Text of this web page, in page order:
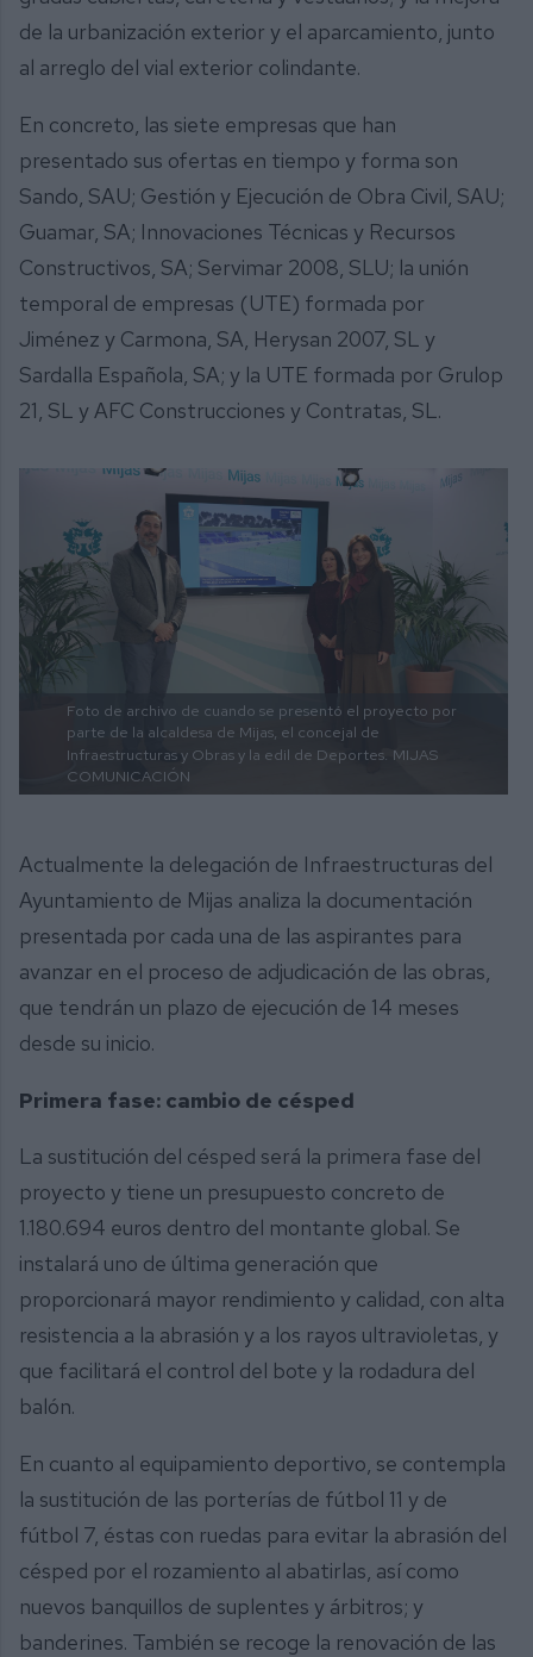
de la urbanización exterior y el aparcamiento, junto
al arreglo del vial exterior colindante.
En concreto, las siete empresas que han
presentado sus ofertas en tiempo y forma son
Sando, SAU; Gestión y Ejecución de Obra Civil, SAU;
Guamar, SA; Innovaciones Técnicas y Recursos
Constructivos, SA; Servimar 2008, SLU; la unión
temporal de empresas (UTE) formada por
Jiménez y Carmona, SA, Herysan 2007, SL y
Sardalla Española, SA; y la UTE formada por Grulop
21, SL y AFC Construcciones y Contratas, SL.
Foto de archivo de cuando se presentó el proyecto por
parte de la alcaldesa de Mijas, el concejal de
Infraestructuras y Obras y la edil de Deportes. MIJAS
COMUNICACIÓN
Actualmente la delegación de Infraestructuras del
Ayuntamiento de Mijas analiza la documentación
presentada por cada una de las aspirantes para
avanzar en el proceso de adjudicación de las obras,
que tendrán un plazo de ejecución de 14 meses
desde su inicio.
Primera fase: cambio de césped
La sustitución del césped será la primera fase del
proyecto y tiene un presupuesto concreto de
1.180.694 euros dentro del montante global. Se
instalará uno de última generación que
proporcionará mayor rendimiento y calidad, con alta
resistencia a la abrasión y a los rayos ultravioletas, y
que facilitará el control del bote y la rodadura del
balón.
En cuanto al equipamiento deportivo, se contempla
la sustitución de las porterías de fútbol 11 y de
fútbol 7, éstas con ruedas para evitar la abrasión del
césped por el rozamiento al abatirlas, así como
nuevos banquillos de suplentes y árbitros; y
banderines. También se recoge la renovación de las